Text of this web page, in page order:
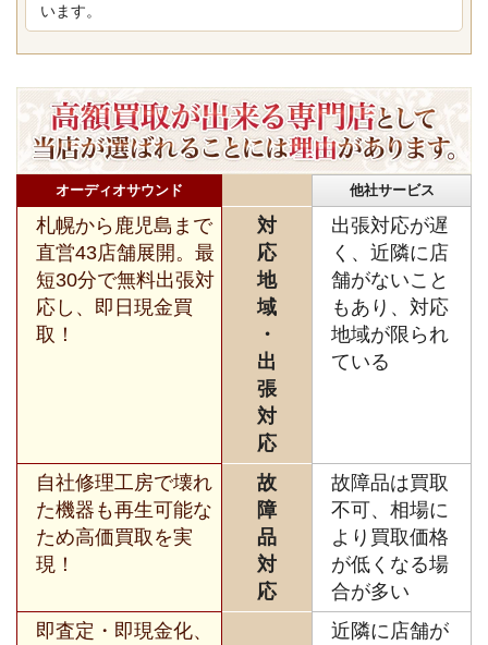
います。
オーディオサウンド 他社サービス
札幌から鹿児島まで
直営43店舗展開。最
短30分で無料出張対
応し、即日現金買
取！
対
応
地
域
・
出
張
対
応
出張対応が遅
く、近隣に店
舗がないこと
もあり、対応
地域が限られ
ている
自社修理工房で壊れ
た機器も再生可能な
ため高価買取を実
現！
故
障
品
対
応
故障品は買取
不可、相場に
より買取価格
が低くなる場
合が多い
即査定・即現金化、
近隣に店舗が